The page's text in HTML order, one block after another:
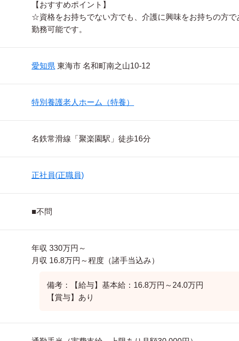
【おすすめポイント】
☆資格をお持ちでない方でも、介護に興味をお持ちの方で
勤務可能です。
愛知県 東海市 名和町南之山10-12
特別養護老人ホーム（特養）
名鉄常滑線「聚楽園駅」徒歩16分
正社員(正職員)
■不問
年収 330万円～
月収 16.8万円～程度（諸手当込み）
備考：【給与】基本給：16.8万円～24.0万円
【賞与】あり